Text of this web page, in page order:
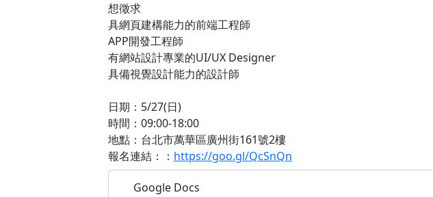
想徵求
具網頁建構能力的前端工程師
APP開發工程師
有網站設計專業的UI/UX Designer
具備視覺設計能力的設計師
日期：5/27(日)
時間：09:00-18:00
地點：台北市萬華區廣州街161號2樓
報名連結：： https://goo.gl/QcSnQn
Google Docs